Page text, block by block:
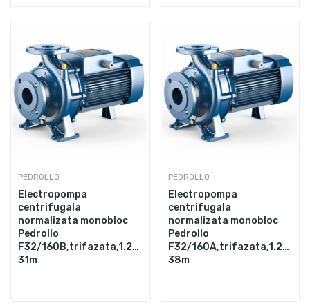
PEDROLLO
Electropompa
centrifugala
normalizata monobloc
Pedrollo
F32/160B,trifazata,1.25",2200W,400L/min,Hmax.
31m
PEDROLLO
Electropompa
centrifugala
normalizata monobloc
Pedrollo
F32/
38m